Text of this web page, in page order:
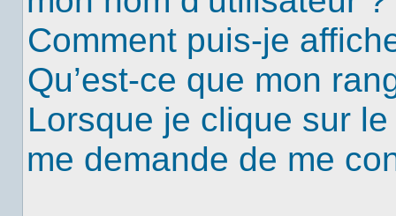
Comment puis-je
Qu’est-ce que mon
Lorsque je clique sur
me demande de me